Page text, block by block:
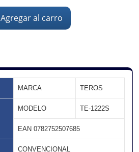
Agregar al carro
MARCA TEROS
MODELO TE-1222S
EAN 0782752507685
CONVENCIONAL